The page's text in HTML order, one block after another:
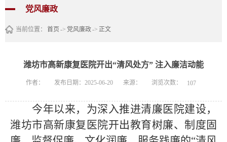
党风廉政
当前位置： 首页-> 党风廉政-> 正文
潍坊市高新康复医院开出“清风处方” 注入廉洁动能
作者： 发布日期：2025-06-20 来源： 浏览次数： 107
今年以来，为深入推进清廉医院建设，
潍坊市高新康复医院开出教育树廉、制度固